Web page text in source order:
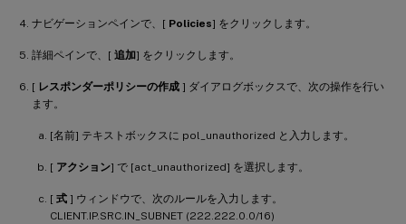
ナビゲーションペインで、[ Policies] をクリックします。
詳細ペインで、[ 追加] をクリックします。
[ レスポンダーポリシーの作成 ] ダイアログボックスで、次の操作を行い
ます。
[名前] テキストボックスに pol_unauthorized と入力します。
[ アクション] で [act_unauthorized] を選択します。
[ 式 ] ウィンドウで、次のルールを入力します。
CLIENT.IP.SRC.IN_SUBNET (222.222.0.0/16)